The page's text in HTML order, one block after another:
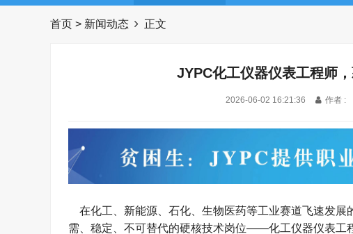
首页 > 新闻动态 正文
JYPC化工仪器仪表工程师
2026-06-02 16:21:36 作者 :
在化工、新能源、石化、生物医药等工业赛道飞速发展
需、稳定、不可替代的硬核技术岗位——化工仪器仪表工